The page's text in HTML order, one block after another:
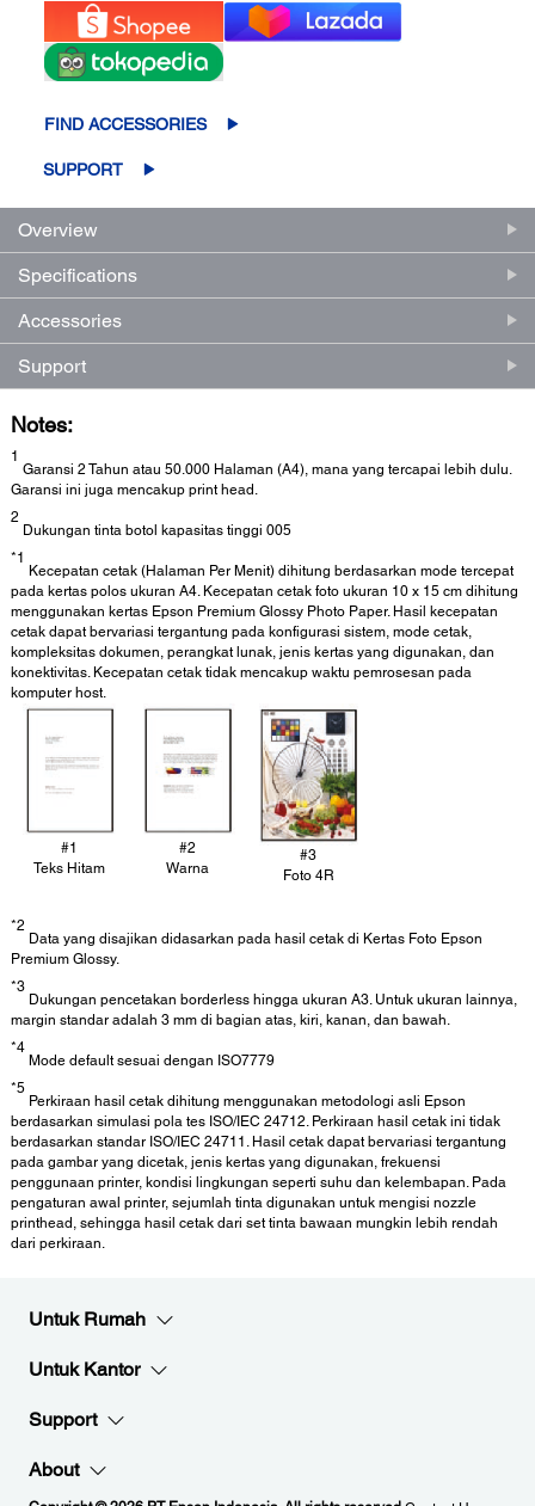
FIND ACCESSORIES
SUPPORT
Overview
Specifications
Accessories
Support
Notes:
1
Garansi 2 Tahun atau 50.000 Halaman (A4), mana yang tercapai lebih dulu.
Garansi ini juga mencakup print head.
2
Dukungan tinta botol kapasitas tinggi 005
*1
Kecepatan cetak (Halaman Per Menit) dihitung berdasarkan mode tercepat
pada kertas polos ukuran A4. Kecepatan cetak foto ukuran 10 x 15 cm dihitung
menggunakan kertas Epson Premium Glossy Photo Paper. Hasil kecepatan
cetak dapat bervariasi tergantung pada konfigurasi sistem, mode cetak,
kompleksitas dokumen, perangkat lunak, jenis kertas yang digunakan, dan
konektivitas. Kecepatan cetak tidak mencakup waktu pemrosesan pada
komputer host.
#1
Teks Hitam
#2
Warna
#3
Foto 4R
*2
Data yang disajikan didasarkan pada hasil cetak di Kertas Foto Epson
Premium Glossy.
*3
Dukungan pencetakan borderless hingga ukuran A3. Untuk ukuran lainnya,
margin standar adalah 3 mm di bagian atas, kiri, kanan, dan bawah.
*4
Mode default sesuai dengan ISO7779
*5
Perkiraan hasil cetak dihitung menggunakan metodologi asli Epson
berdasarkan simulasi pola tes ISO/IEC 24712. Perkiraan hasil cetak ini tidak
berdasarkan standar ISO/IEC 24711. Hasil cetak dapat bervariasi tergantung
pada gambar yang dicetak, jenis kertas yang digunakan, frekuensi
penggunaan printer, kondisi lingkungan seperti suhu dan kelembapan. Pada
pengaturan awal printer, sejumlah tinta digunakan untuk mengisi nozzle
printhead, sehingga hasil cetak dari set tinta bawaan mungkin lebih rendah
dari perkiraan.
Untuk Rumah
Untuk Kantor
Support
About